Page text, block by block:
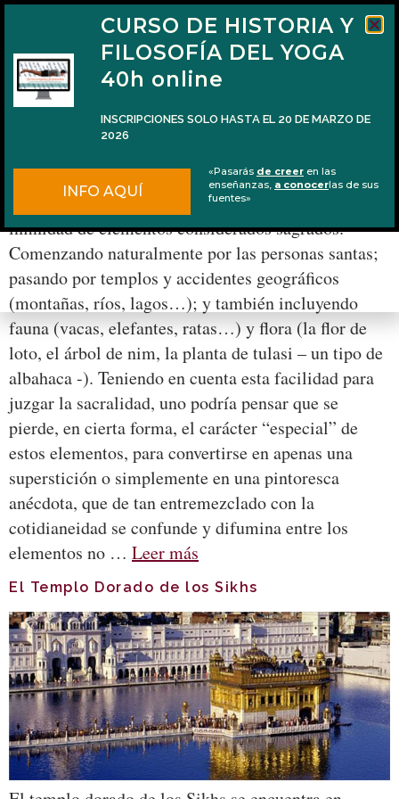
Prasadam, gesto de devoción
En diversas ocasiones he dicho que en la India hay
infinidad de elementos considerados sagrados.
Comenzando naturalmente por las personas santas;
pasando por templos y accidentes geográficos
(montañas, ríos, lagos…); y también incluyendo
fauna (vacas, elefantes, ratas…) y flora (la flor de
loto, el árbol de nim, la planta de tulasi – un tipo de
albahaca -). Teniendo en cuenta esta facilidad para
juzgar la sacralidad, uno podría pensar que se
pierde, en cierta forma, el carácter “especial” de
estos elementos, para convertirse en apenas una
superstición o simplemente en una pintoresca
anécdota, que de tan entremezclado con la
cotidianeidad se confunde y difumina entre los
elementos no … Leer más
El Templo Dorado de los Sikhs
CURSO DE HISTORIA Y
FILOSOFÍA DEL YOGA
40h online
INSCRIPCIONES SOLO HASTA EL 20 DE MARZO DE
2026
INFO AQUÍ
«Pasarás de creer en las
enseñanzas, a conocerlas de sus
fuentes»